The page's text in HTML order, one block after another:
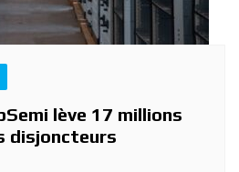
lève 17 millions
disjoncteurs